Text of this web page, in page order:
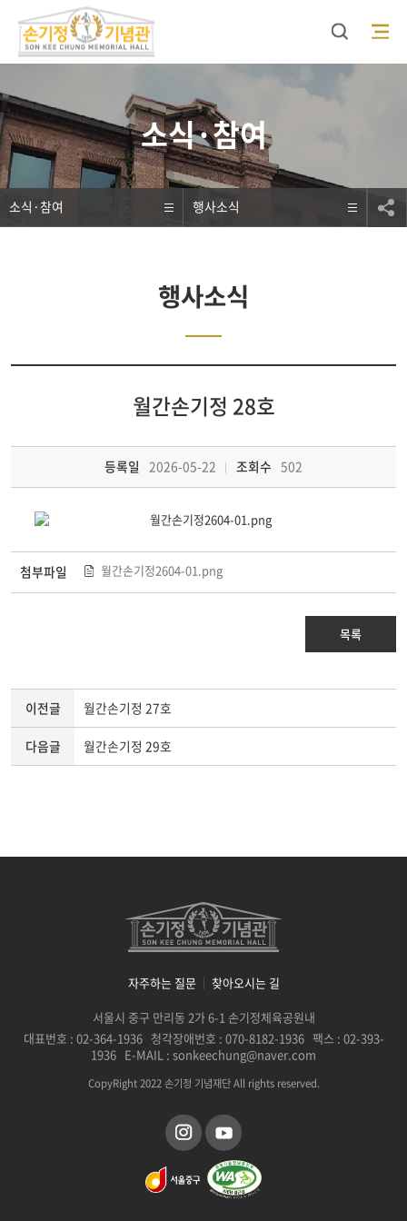
검색
모바일 메뉴 오픈
소식·참여
소식·참여 행사소식
행사소식
월간손기정 28호
등록일 2026-05-22 조회수 502
첨부파일 월간손기정2604-01.png
목록
이전글 월간손기정 27호
다음글 월간손기정 29호
자주하는 질문
찾아오시는 길
서울시 중구 만리동 2가 6-1 손기정체육공원내
대표번호 : 02-364-1936 청각장애번호 : 070-8182-1936 팩스 : 02-393-
1936 E-MAIL : sonkeechung@naver.com
CopyRight 2022 손기정 기념재단 All rights reserved.